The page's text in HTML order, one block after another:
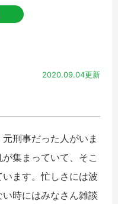
2020.09.04更新
刑事だった人がいま
集まっていて、そこ
ます。忙しさには波
時にはみなさん雑談